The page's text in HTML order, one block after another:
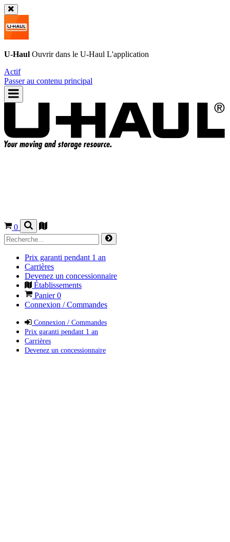
U-Haul Ouvrir dans le U-Haul L'application
Actif
Passer au contenu principal
0
Prix garanti pendant 1 an
Carrières
Devenez un concessionnaire
Établissements
Panier0
Connexion / Commandes
Connexion / Commandes
Prix garanti pendant 1 an
Carrières
Devenez un concessionnaire